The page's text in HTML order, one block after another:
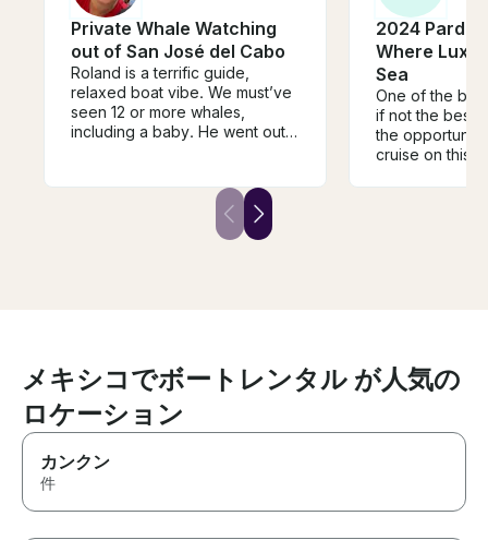
Private Whale Watching
out of San José del Cabo
Roland is a terrific guide,
relaxed boat vibe. We must’ve
seen 12 or more whales,
including a baby. He went out
experience. Thanks for the
memories- we will be back!
2024 Pardo
Where
Sea
One of the
if not the best. Do not pass up
the
cruise on this yacht.
メキシコでボートレンタル が人気の
ロケーション
カンクン
件